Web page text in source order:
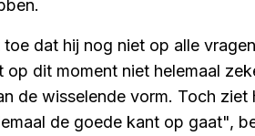
dat hij nog niet op alle
op dit moment niet helemaal
de wisselende vorm. Toch
de goede kant op gaat",